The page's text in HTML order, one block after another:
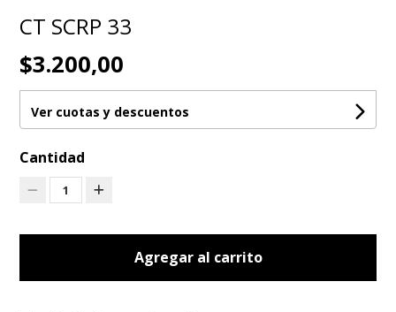
CT SCRP 33
$3.200,00
Ver cuotas y descuentos
Cantidad
1
Agregar al carrito